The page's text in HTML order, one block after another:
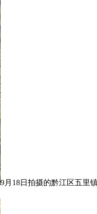
9月18日拍摄的黔江区五里